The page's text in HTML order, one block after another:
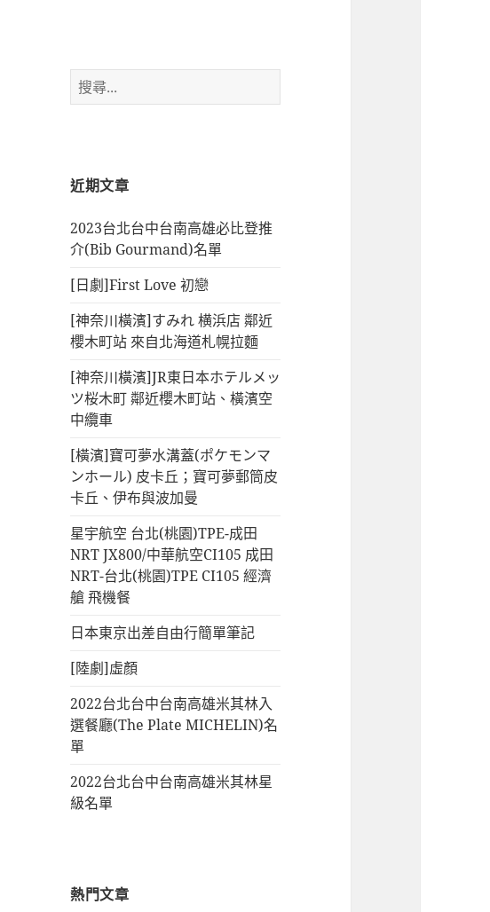
搜
尋
近期文章
2023台北台中台南高雄必比登推
介(Bib Gourmand)名單
[日劇]First Love 初戀
[神奈川橫濱]すみれ 横浜店 鄰近
櫻木町站 來自北海道札幌拉麵
[神奈川橫濱]JR東日本ホテルメッ
ツ桜木町 鄰近櫻木町站、橫濱空
中纜車
[橫濱]寶可夢水溝蓋(ポケモンマ
ンホール) 皮卡丘；寶可夢郵筒皮
卡丘、伊布與波加曼
星宇航空 台北(桃園)TPE-成田
NRT JX800/中華航空CI105 成田
NRT-台北(桃園)TPE CI105 經濟
艙 飛機餐
日本東京出差自由行簡單筆記
[陸劇]虛顏
2022台北台中台南高雄米其林入
選餐廳(The Plate MICHELIN)名
單
2022台北台中台南高雄米其林星
級名單
熱門文章